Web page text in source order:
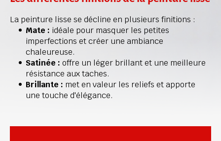
La peinture lisse se décline en plusieurs finitions :
Mate : idéale pour masquer les petites
imperfections et créer une ambiance
chaleureuse.
Satinée : offre un léger brillant et une meilleure
résistance aux taches.
Brillante : met en valeur les reliefs et apporte
une touche d'élégance.